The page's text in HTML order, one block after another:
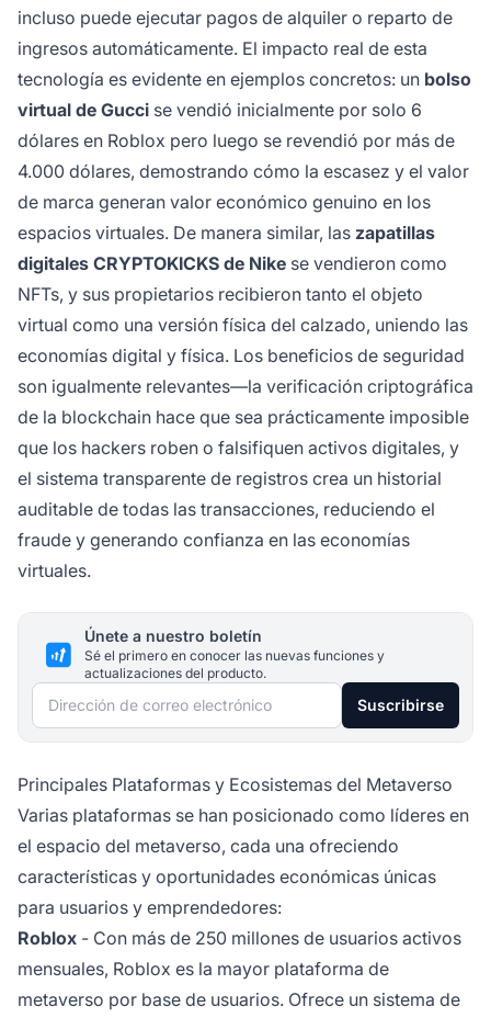
incluso puede ejecutar pagos de alquiler o reparto de
ingresos automáticamente. El impacto real de esta
tecnología es evidente en ejemplos concretos: un bolso
virtual de Gucci se vendió inicialmente por solo 6
dólares en Roblox pero luego se revendió por más de
4.000 dólares, demostrando cómo la escasez y el valor
de marca generan valor económico genuino en los
espacios virtuales. De manera similar, las zapatillas
digitales CRYPTOKICKS de Nike se vendieron como
NFTs, y sus propietarios recibieron tanto el objeto
virtual como una versión física del calzado, uniendo las
economías digital y física. Los beneficios de seguridad
son igualmente relevantes—la verificación criptográfica
de la blockchain hace que sea prácticamente imposible
que los hackers roben o falsifiquen activos digitales, y
el sistema transparente de registros crea un historial
auditable de todas las transacciones, reduciendo el
fraude y generando confianza en las economías
virtuales.
Únete a nuestro boletín
Sé el primero en conocer las nuevas funciones y
actualizaciones del producto.
Dirección de correo electrónico Suscribirse
Principales Plataformas y Ecosistemas del Metaverso
Varias plataformas se han posicionado como líderes en
el espacio del metaverso, cada una ofreciendo
características y oportunidades económicas únicas
para usuarios y emprendedores:
Roblox - Con más de 250 millones de usuarios activos
mensuales, Roblox es la mayor plataforma de
metaverso por base de usuarios. Ofrece un sistema de